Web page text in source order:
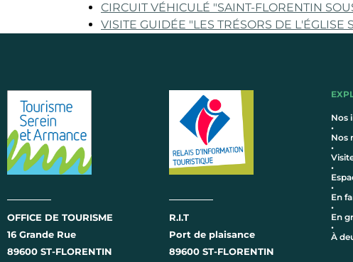
CIRCUIT VÉHICULÉ "SAINT-FLORENTIN
VISITE GUIDÉE "LES TRÉSORS DE
OFFICE DE TOURISME
16 Grande Rue
89600 ST-FLORENTIN
R.I.T
Port de plaisance
89600 ST-FLORENTIN
Nos
•
Nos
•
•
•
En
•
En
•
À